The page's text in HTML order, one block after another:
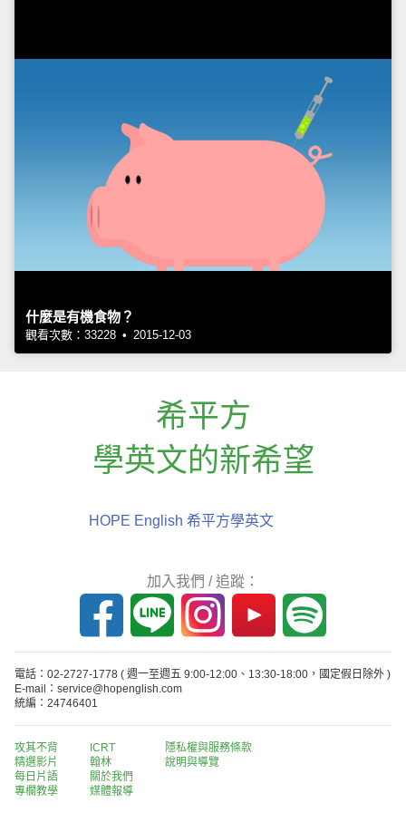
什麼是有機食物？
觀看次數：33228 • 2015-12-03
希平方
學英文的新希望
HOPE English 希平方學英文
加入我們 / 追蹤：
電話：02-2727-1778 ( 週一至週五 9:00-12:00、13:30-18:00，國定假日除外 )
E-mail：service@hopenglish.com
統編：24746401
攻其不背
精選影片
每日片語
專欄教學
ICRT
翰林
關於我們
媒體報導
隱私權與服務條款
說明與導覽